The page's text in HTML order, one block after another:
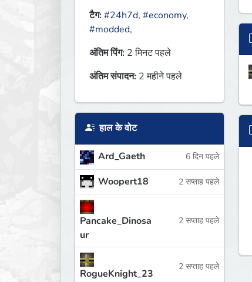
टैग:#24h7d, #economy,
#modded,
अंतिम पिंग: 2 मिनट पहले
अंतिम संपादन: 2 महीने पहले
हाल के वोट
Ard_Gaeth 6 दिन पहले
Woopert18 2 सप्ताह पहले
Pancake_Dinosa
ur
2 सप्ताह पहले
RogueKnight_23
2 सप्ताह पहले